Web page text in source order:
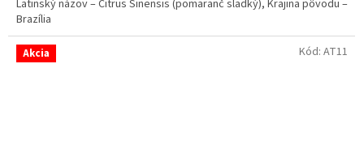
z
5
hviezdičiek.
Latinský názov – Citrus Sinensis (pomaranč sladký), Krajina pôvodu –
Brazília
Akcia Kód: AT11